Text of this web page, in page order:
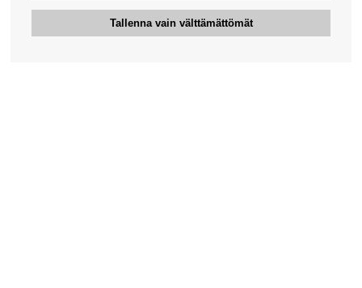
Tallenna vain välttämättömät